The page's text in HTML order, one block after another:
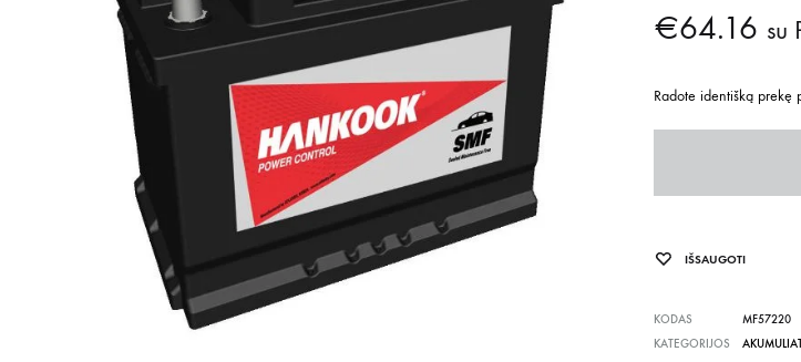
€64.16 su
Radote identišką prekę
IŠSAUGOTI
KODAS
MF57220
KATEGORIJOS